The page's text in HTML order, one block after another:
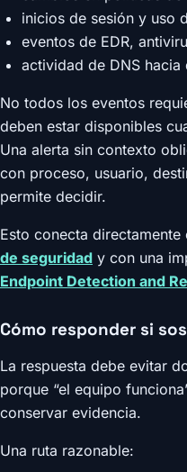
inicios de sesión y uso
eventos de EDR,
actividad de DNS
No todos los eventos
deben estar disponibles
Una alerta sin contexto
con proceso, usuario,
permite decidir.
Esto conecta directamente
de seguridad y con una
Endpoint Detection and
Cómo responder si
La respuesta debe evitar
porque “el equipo
conservar evidencia.
Una ruta razonable: